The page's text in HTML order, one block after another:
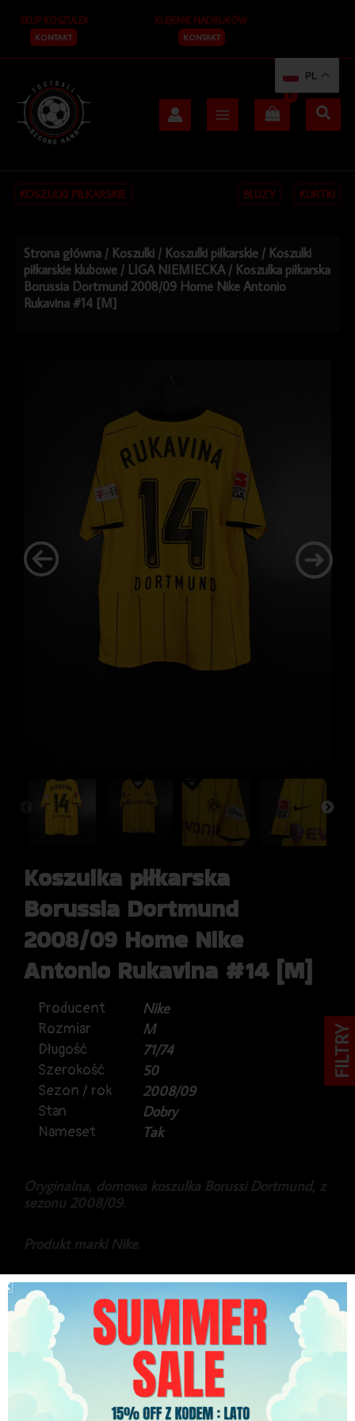
treści
SKUP KOSZULEK
KONTAKT
KLEJENIE NADRUKÓW
KONTAKT
KOSZULKI PIŁKARSKIE BLUZY KURTKI
Strona główna / Koszulki / Koszulki piłkarskie / Koszulki
piłkarskie klubowe / LIGA NIEMIECKA / Koszulka piłkarska
Borussia Dortmund 2008/09 Home Nike Antonio
Rukavina #14 [M]
Koszulka piłkarska
Borussia Dortmund
2008/09 Home Nike
Antonio Rukavina #14 [M]
Producent
Nike
Rozmiar
M
Długość
71/74
Szerokość
50
Sezon / rok
2008/09
Stan
Dobry
Nameset
Tak
Oryginalna, domowa koszulka Borussi Dortmund, z
sezonu 2008/09.
Produkt marki Nike.
Na plecach serbski obrońca Antonio Rukavina.
Koszulka posiada również komplet ligowych patch’y.
Stan generalnie bardzo dobry, lekko popękany
nameset.
PL
FILTRY